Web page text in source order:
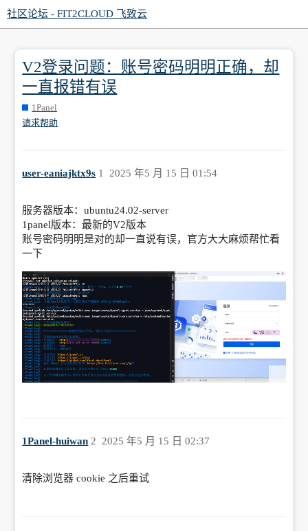
社区论坛 - FIT2CLOUD 飞致云
V2登录问题：账号密码明明正确，却
一直报错有误
1Panel
请求帮助
user-eaniajktx9s 2025 年5 月 15 日 01:54
1
服务器版本：ubuntu24.02-server
1panel版本：最新的V2版本
账号密码明明是对的却一直说有误，官方大大麻烦帮忙看
一下
1Panel-huiwan 2025 年5 月 15 日 02:37
2
清除浏览器 cookie 之后重试